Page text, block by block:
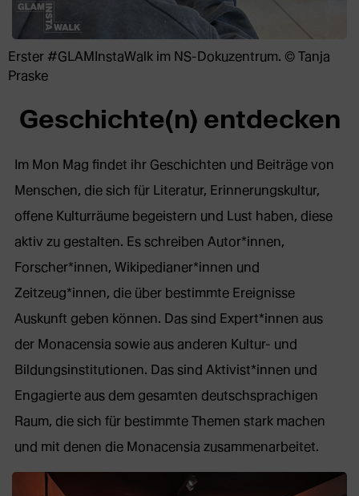
Erster #GLAMInstaWalk im NS-Dokuzentrum. © Tanja
Praske
Geschichte(n) entdecken
Im Mon Mag findet ihr Geschichten und Beiträge von
Menschen, die sich für Literatur, Erinnerungskultur,
offene Kulturräume begeistern und Lust haben, diese
aktiv zu gestalten. Es schreiben Autor*innen,
Forscher*innen, Wikipedianer*innen und
Zeitzeug*innen, die über bestimmte Ereignisse
Auskunft geben können. Das sind Expert*innen aus
der Monacensia sowie aus anderen Kultur- und
Bildungsinstitutionen. Das sind Aktivist*innen und
Engagierte aus dem gesamten deutschsprachigen
Raum, die sich für bestimmte Themen stark machen
und mit denen die Monacensia zusammenarbeitet.